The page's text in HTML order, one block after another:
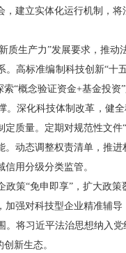
建立实体化运行机制，
生产力”发展要求，推动
标准编制科技创新“十
“概念验证资金+基金投资”
化科技体制改革，健
质量。定期对规范性文件
态调整权责清单，推进
用分级分类监管。
“免申即享”，扩大政策
强对科技型企业精准辅
习近平法治思想纳入党
新生态。